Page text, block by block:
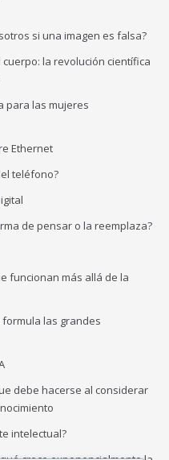
si una imagen es falsa?
cuerpo: la revolución científica
para las mujeres
Ethernet
teléfono?
de pensar o la reemplaza?
funcionan más allá de la
formula las grandes
debe hacerse al considerar
intelectual?